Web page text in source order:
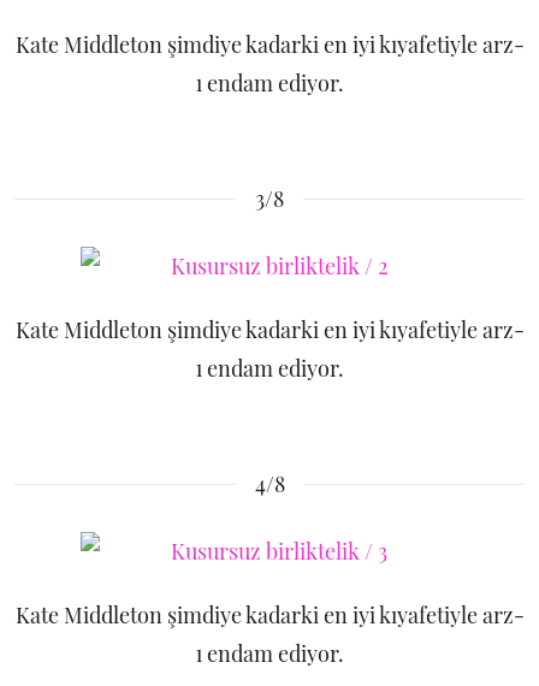
Kate Middleton şimdiye kadarki en iyi kıyafetiyle arz-
ı endam ediyor.
3/8
Kate Middleton şimdiye kadarki en iyi kıyafetiyle arz-
ı endam ediyor.
4/8
Kate Middleton şimdiye kadarki en iyi kıyafetiyle arz-
ı endam ediyor.